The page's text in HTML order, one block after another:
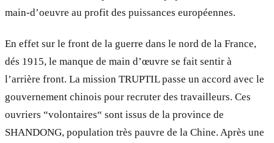
main-d’oeuvre au profit des puissances européennes.
En effet sur le front de la guerre dans le nord de la France,
dés 1915, le manque de main d’œuvre se fait sentir à
l’arrière front. La mission TRUPTIL passe un accord avec le
gouvernement chinois pour recruter des travailleurs. Ces
ouvriers “volontaires“ sont issus de la province de
SHANDONG, population très pauvre de la Chine. Après une